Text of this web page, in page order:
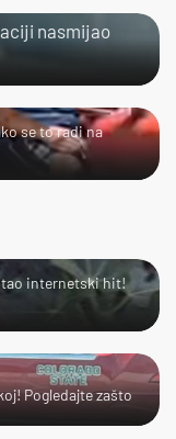
nasmijao
se to radi na
internetski hit!
Pogledajte zašto